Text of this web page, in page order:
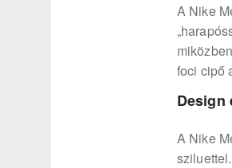
A Nike
foci cipő
Design
A Nike